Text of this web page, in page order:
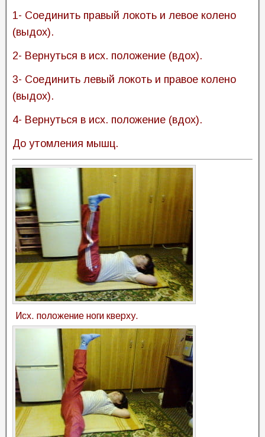
1- Соединить правый локоть и левое колено
(выдох).
2- Вернуться в исх. положение (вдох).
3- Соединить левый локоть и правое колено
(выдох).
4- Вернуться в исх. положение (вдох).
До утомления мышц.
Исх. положение ноги кверху.